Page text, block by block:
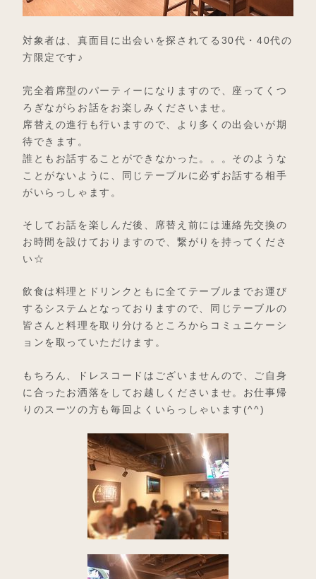
対象者は、真面目に出会いを探されてる30代・40代の
方限定です♪
完全着席型のパーティーになりますので、座ってくつ
ろぎながらお話をお楽しみくださいませ。
席替えの進行も行いますので、より多くの出会いが期
待できます。
誰ともお話することができなかった。。。そのような
ことがないように、同じテーブルに必ずお話する相手
がいらっしゃます。
そしてお話を楽しんだ後、席替え前には連絡先交換の
お時間を設けておりますので、繋がりを持ってくださ
い☆
飲食は料理とドリンクともに全てテーブルまでお運び
するシステムとなっておりますので、同じテーブルの
皆さんと料理を取り分けるところからコミュニケーシ
ョンを取っていただけます。
もちろん、ドレスコードはございませんので、ご自身
に合ったお洒落をしてお越しくださいませ。お仕事帰
りのスーツの方も毎回よくいらっしゃいます(^^)